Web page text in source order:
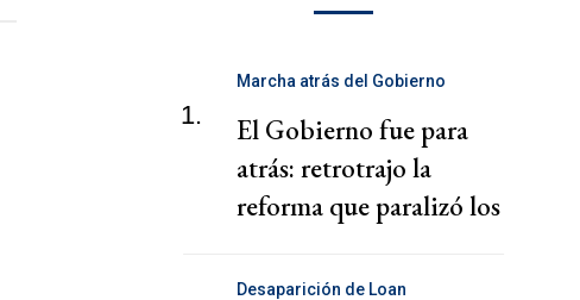
1.
Marcha atrás del Gobierno
El Gobierno fue para
atrás: retrotrajo la
reforma que paralizó los
Desaparición de Loan